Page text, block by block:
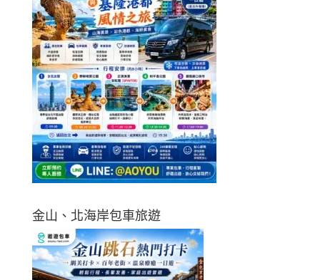
金山、北海岸包車旅遊